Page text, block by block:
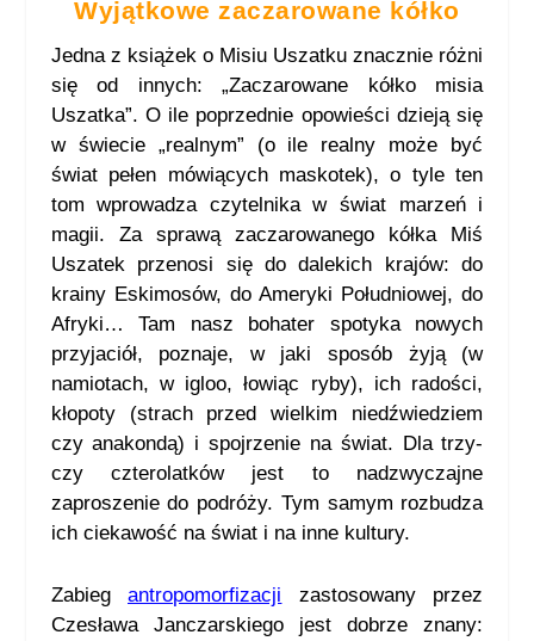
Wyjątkowe zaczarowane kółko
Jedna z książek o Misiu Uszatku znacznie różni
się od innych: „Zaczarowane kółko misia
Uszatka”. O ile poprzednie opowieści dzieją się
w świecie „realnym” (o ile realny może być
świat pełen mówiących maskotek), o tyle ten
tom wprowadza czytelnika w świat marzeń i
magii. Za sprawą zaczarowanego kółka Miś
Uszatek przenosi się do dalekich krajów: do
krainy Eskimosów, do Ameryki Południowej, do
Afryki… Tam nasz bohater spotyka nowych
przyjaciół, poznaje, w jaki sposób żyją (w
namiotach, w igloo, łowiąc ryby), ich radości,
kłopoty (strach przed wielkim niedźwiedziem
czy anakondą) i spojrzenie na świat. Dla trzy-
czy czterolatków jest to nadzwyczajne
zaproszenie do podróży. Tym samym rozbudza
ich ciekawość na świat i na inne kultury.
Zabiegantropomorfizacji zastosowany przez
Czesława Janczarskiego jest dobrze znany: